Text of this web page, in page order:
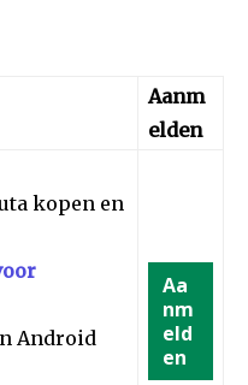
Aanm
elden
kopen en
Android
Aa
nm
eld
en